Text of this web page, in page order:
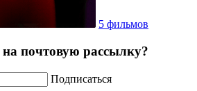
5 фильмов
почтовую рассылку?
Подписаться